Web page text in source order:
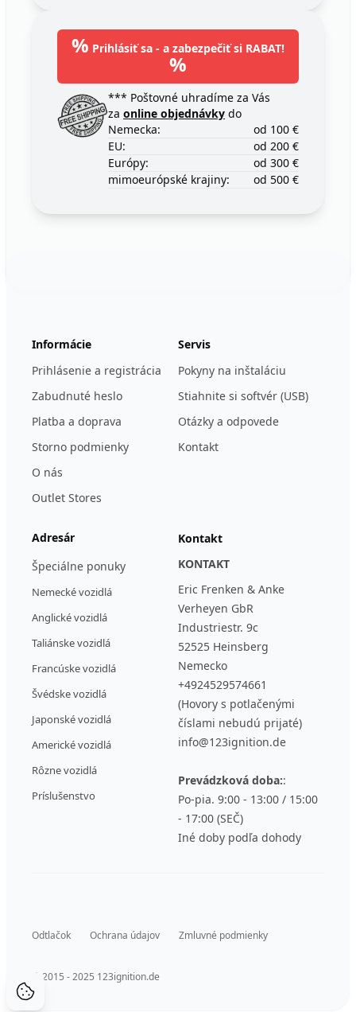
% Prihlásiť sa - a zabezpečiť si RABAT!
%
*** Poštovné uhradíme za Vás
za online objednávky do
Nemecka:
od 100 €
EU:
od 200 €
Európy:
od 300 €
mimoeurópské krajiny:
od 500 €
Informácie
Prihlásenie a registrácia
Zabudnuté heslo
Platba a doprava
Storno podmienky
O nás
Outlet Stores
Servis
Pokyny na inštaláciu
Stiahnite si softvér (USB)
Otázky a odpovede
Kontakt
Adresár
Špeciálne ponuky
Nemecké vozidlá
Anglické vozidlá
Taliánske vozidlá
Francúske vozidlá
Švédske vozidlá
Japonské vozidlá
Americké vozidlá
Rôzne vozidlá
Príslušenstvo
Kontakt
KONTAKT
Eric Frenken & Anke
Verheyen GbR
Industriestr. 9c
52525 Heinsberg
Nemecko
+4924529574661
(Hovory s potlačenými
číslami nebudú prijaté)
info@123ignition.de
Prevádzková doba::
Po-pia. 9:00 - 13:00 / 15:00
- 17:00 (SEČ)
Iné doby podľa dohody
Odtlačok Ochrana údajov Zmluvné podmienky
© 2015 - 2025 123ignition.de